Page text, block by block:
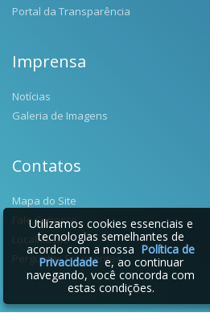
Portal da Transparência
Imprensa
Notícias
Galeria de Imagens
Contatos
Mapa do Site
Fale Conosco
Localização
Perguntas Frequentes
Utilizamos cookies essenciais e
tecnologias semelhantes de
acordo com a nossa Política de
Privacidadee, ao continuar
navegando, você concorda com
estas condições.